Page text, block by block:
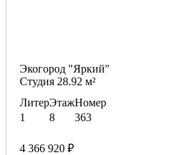
Экогород "Яркий"
Студия 28.92 м²
Литер
1
Этаж
8
Номер
363
4 366 920 ₽